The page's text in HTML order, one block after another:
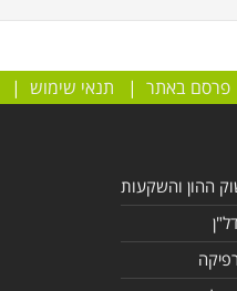
פרסם באתר | תנאי שימוש |
ההון והשקעות